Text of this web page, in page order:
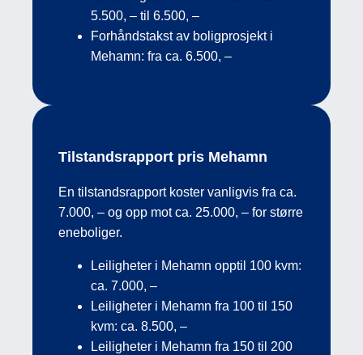
5.500, – til 6.500, –
Forhåndstakst av boligprosjekt i
Mehamn: fra ca. 6.500, –
Tilstandsrapport pris Mehamn
En tilstandsrapport koster vanligvis fra ca.
7.000, – og opp mot ca. 25.000, – for større
eneboliger.
Leiligheter i Mehamn opptil 100 kvm:
ca. 7.000, –
Leiligheter i Mehamn fra 100 til 150
kvm: ca. 8.500, –
Leiligheter i Mehamn fra 150 til 200